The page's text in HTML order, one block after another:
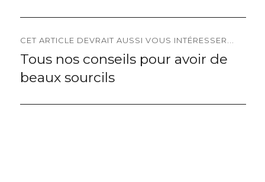
CET ARTICLE DEVRAIT AUSSI VOUS INTÉRESSER...
Next
post:
Tous nos conseils pour avoir de
beaux sourcils